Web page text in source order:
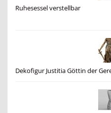
Ruhesessel verstellbar
Dekofigur Justitia Göttin der